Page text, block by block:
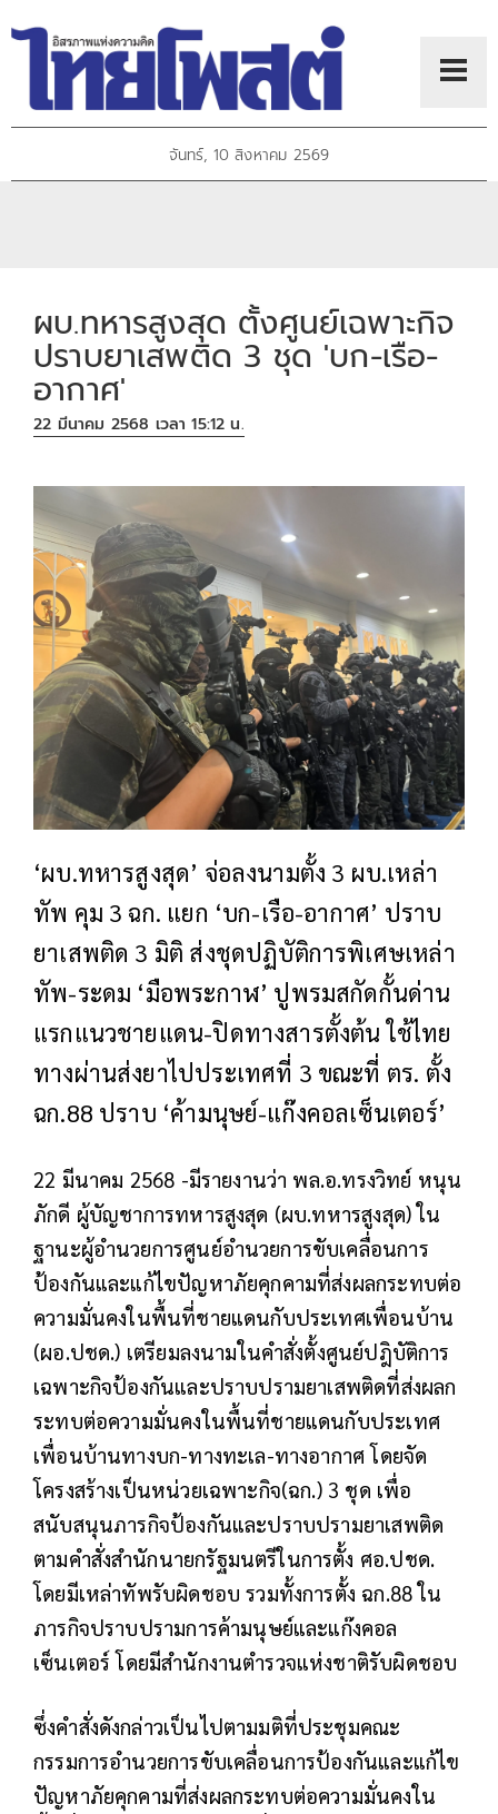
จันทร์, 10 สิงหาคม 2569
ผบ.ทหารสูงสุด ตั้งศูนย์เฉพาะกิจ
ปราบยาเสพติด 3 ชุด 'บก-เรือ-
อากาศ'
22 มีนาคม 2568 เวลา 15:12 น.
‘ผบ.ทหารสูงสุด’ จ่อลงนามตั้ง 3 ผบ.เหล่า
ทัพ คุม 3 ฉก. แยก ‘บก-เรือ-อากาศ’ ปราบ
ยาเสพติด 3 มิติ ส่งชุดปฏิบัติการพิเศษเหล่า
ทัพ-ระดม ‘มือพระกาฬ’ ปูพรมสกัดกั้นด่าน
แรกแนวชายแดน-ปิดทางสารตั้งต้น ใช้ไทย
ทางผ่านส่งยาไปประเทศที่ 3 ขณะที่ ตร. ตั้ง
ฉก.88 ปราบ ‘ค้ามนุษย์-แก๊งคอลเซ็นเตอร์’
22 มีนาคม 2568 -มีรายงานว่า พล.อ.ทรงวิทย์ หนุน
ภักดี ผู้บัญชาการทหารสูงสุด (ผบ.ทหารสูงสุด) ใน
ฐานะผู้อำนวยการศูนย์อำนวยการขับเคลื่อนการ
ป้องกันและแก้ไขปัญหาภัยคุกคามที่ส่งผลกระทบต่อ
ความมั่นคงในพื้นที่ชายแดนกับประเทศเพื่อนบ้าน
(ผอ.ปชด.) เตรียมลงนามในคำสั่งตั้งศูนย์ปฎิบัติการ
เฉพาะกิจป้องกันและปราบปรามยาเสพติดที่ส่งผลก
ระทบต่อความมั่นคงในพื้นที่ชายแดนกับประเทศ
เพื่อนบ้านทางบก-ทางทะเล-ทางอากาศ โดยจัด
โครงสร้างเป็นหน่วยเฉพาะกิจ(ฉก.) 3 ชุด เพื่อ
สนับสนุนภารกิจป้องกันและปราบปรามยาเสพติด
ตามคำสั่งสำนักนายกรัฐมนตรีในการตั้ง ศอ.ปชด.
โดยมีเหล่าทัพรับผิดชอบ รวมทั้งการตั้ง ฉก.88 ใน
ภารกิจปราบปรามการค้ามนุษย์และแก๊งคอล
เซ็นเตอร์ โดยมีสำนักงานตำรวจแห่งชาติรับผิดชอบ
ซึ่งคำสั่งดังกล่าวเป็นไปตามมติที่ประชุมคณะ
กรรมการอำนวยการขับเคลื่อนการป้องกันและแก้ไข
ปัญหาภัยคุกคามที่ส่งผลกระทบต่อความมั่นคงใน